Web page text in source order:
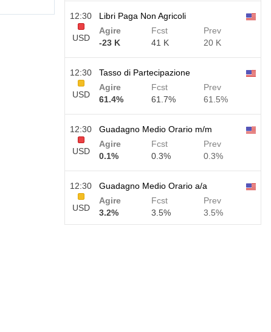
12:30
USD
Libri Paga Non Agricoli
Agire
-23 K
Fcst
41 K
Prev
20 K
12:30
USD
Tasso di Partecipazione
Agire
61.4%
Fcst
61.7%
Prev
61.5%
12:30
USD
Guadagno Medio Orario m/m
Agire
0.1%
Fcst
0.3%
Prev
0.3%
12:30
USD
Guadagno Medio Orario a/a
Agire
3.2%
Fcst
3.5%
Prev
3.5%